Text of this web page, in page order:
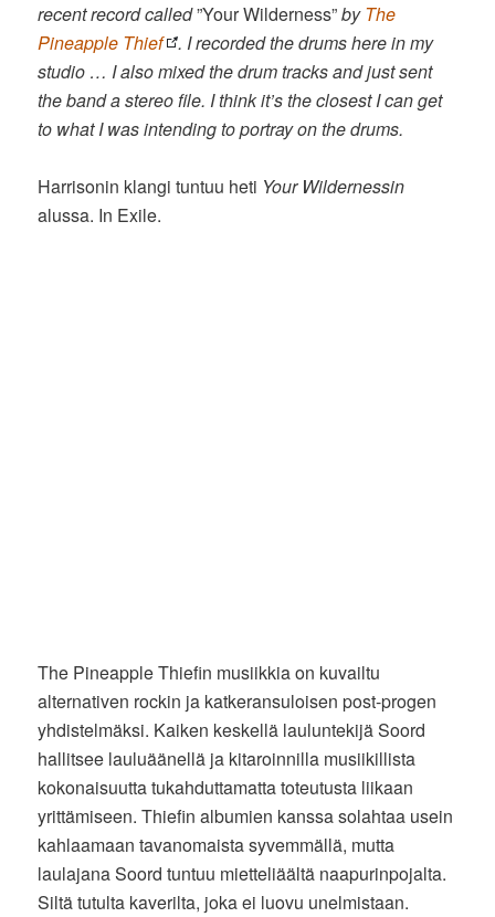
recent record called”Your Wilderness”byThe
Pineapple Thief
. I recorded the drums here in my
studio … I also mixed the drum tracks and just sent
the band a stereo file. I think it’s the closest I can get
to what I was intending to portray on the drums.
Harrisonin klangi tuntuu heti Your Wildernessin
alussa. In Exile.
The Pineapple Thiefin musiikkia on kuvailtu
alternativen rockin ja katkeransuloisen post-progen
yhdistelmäksi. Kaiken keskellä lauluntekijä Soord
hallitsee lauluäänellä ja kitaroinnilla musiikillista
kokonaisuutta tukahduttamatta toteutusta liikaan
yrittämiseen. Thiefin albumien kanssa solahtaa usein
kahlaamaan tavanomaista syvemmällä, mutta
laulajana Soord tuntuu mietteliäältä naapurinpojalta.
Siltä tutulta kaverilta, joka ei luovu unelmistaan.